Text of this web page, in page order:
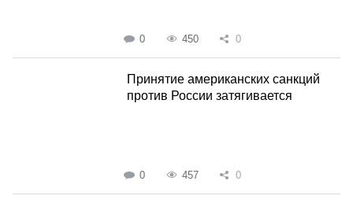
0 450 0
Принятие американских санкций
против России затягивается
0 457 0